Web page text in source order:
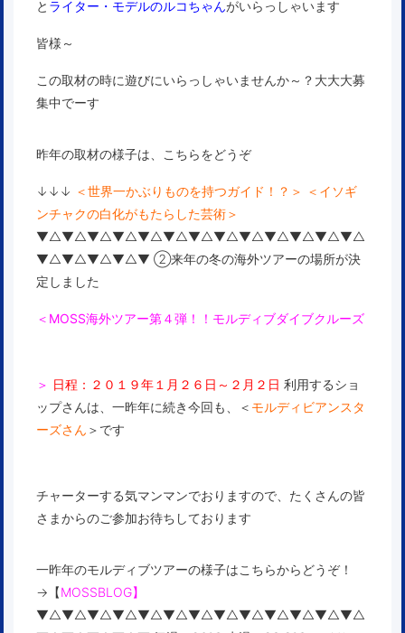
と ライター・モデルのルコちゃんがいらっしゃいます
皆様～
この取材の時に遊びにいらっしゃいませんか～？大大大募
集中でーす
昨年の取材の様子は、こちらをどうぞ
↓↓↓ ＜世界一かぶりものを持つガイド！？ ＞ ＜ イソギ
ンチャクの白化がもたらした芸術＞
▼△▼△▼△▼△▼△▼△▼△▼△▼△▼△▼△▼△▼△
▼△▼△▼△▼△▼ ②来年の冬の海外ツアーの場所が決
定しました
＜MOSS海外ツアー第４弾！！モルディブダイブクルーズ
＞ 日程：２０１９年１月２６日～２月２日 利用するショ
ップさんは、一昨年に続き今回も、＜ モルディビアンスタ
ーズさん ＞です
チャーターする気マンマンでおりますので、たくさんの皆
さまからのご参加お待ちしております
一昨年のモルディブツアーの様子はこちらからどうぞ！
→【MOSSBLOG】
▼△▼△▼△▼△▼△▼△▼△▼△▼△▼△▼△▼△▼△